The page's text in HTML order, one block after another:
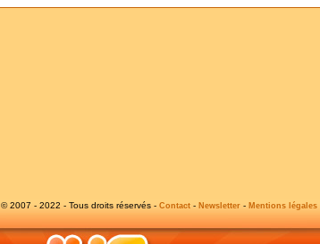
© 2007 - 2022 - Tous droits réservés - Contact - Newsletter - Mentions légales